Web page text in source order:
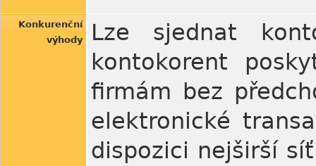
Konkurenční
výhody
Lze sjednat
kontokorent
firmám bez
elektronické
dispozici nejširší